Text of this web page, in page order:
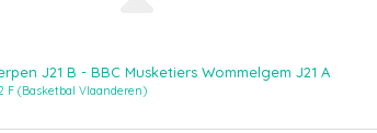
J21 B - BBC Musketiers Wommelgem J21 A
F (Basketbal Vlaanderen)